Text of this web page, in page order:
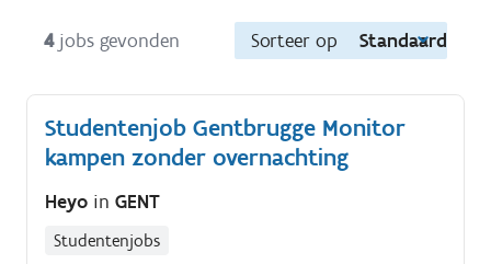
4 jobs gevonden Sorteer op Standaard
Studentenjob Gentbrugge Monitor
kampen zonder overnachting
Heyo in GENT
Studentenjobs